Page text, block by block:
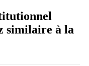
similaire à la